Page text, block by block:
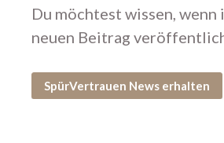
Mai
April
Februar
Du möchtest wissen, wenn
neuen Beitrag
SpürVertrauen News erhalten